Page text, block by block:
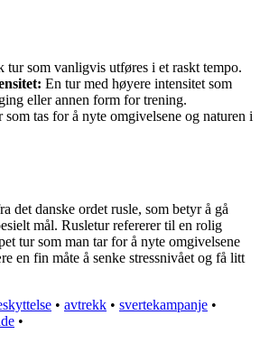
tur som vanligvis utføres i et raskt tempo.
En tur med høyere intensitet som
eller annen form for trening.
som tas for å nyte omgivelsene og naturen i
det danske ordet rusle, som betyr å gå
mål. Rusletur refererer til en rolig
tur som man tar for å nyte omgivelsene
en fin måte å senke stressnivået og få litt
• avtrekk • svertekampanje •
•